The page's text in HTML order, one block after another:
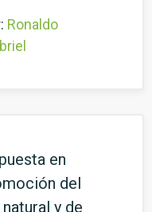
Ronaldo
en
del
y de